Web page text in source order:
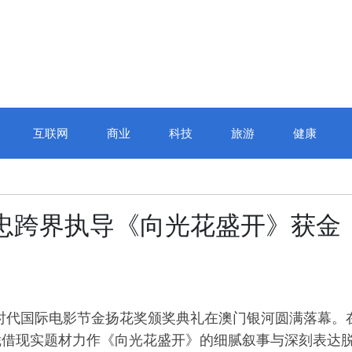
互联网 商业 科技 旅游 健康
跨界执导《向光花盛开》获金
国际电影节金扬花奖颁奖典礼在澳门银河圆满落幕。
现实题材力作《向光花盛开》的细腻叙事与深刻表达